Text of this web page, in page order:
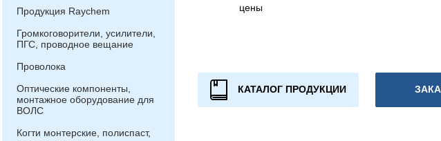
Продукция Raychem
Громкоговорители, усилители,
ПГС, проводное вещание
Проволока
Оптические компоненты,
монтажное оборудование для
ВОЛС
Когти монтерские, полиспаст,
цены
КАТАЛОГ ПРОДУКЦИИ